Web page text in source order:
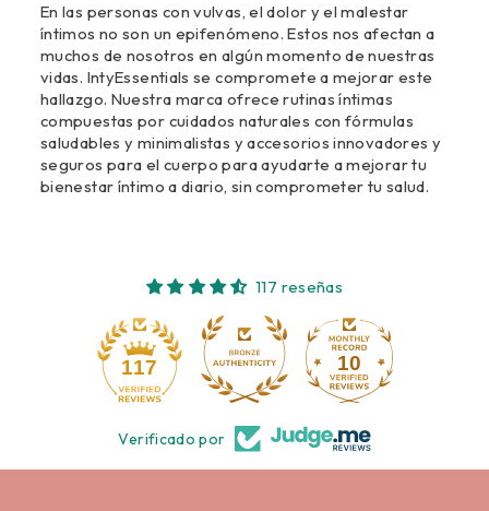
En las personas con vulvas, el dolor y el malestar
íntimos no son un epifenómeno. Estos nos afectan a
muchos de nosotros en algún momento de nuestras
vidas. IntyEssentials se compromete a mejorar este
hallazgo. Nuestra marca ofrece rutinas íntimas
compuestas por cuidados naturales con fórmulas
saludables y minimalistas y accesorios innovadores y
seguros para el cuerpo para ayudarte a mejorar tu
bienestar íntimo a diario, sin comprometer tu salud.
117 reseñas
117 10
Verificado por